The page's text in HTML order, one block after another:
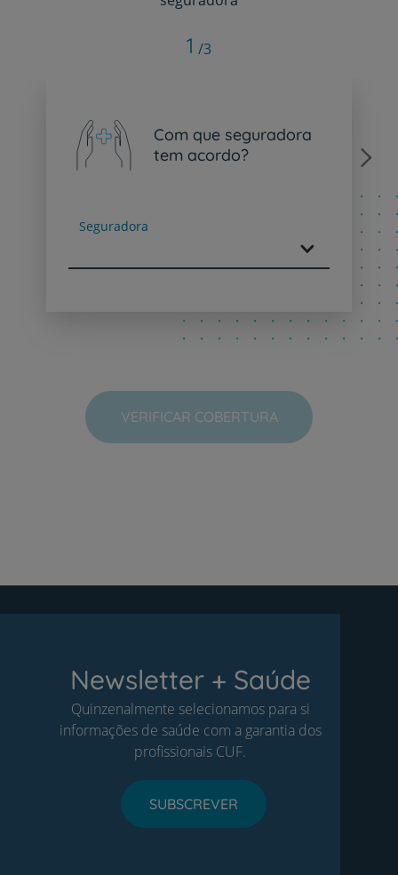
Com que seguradora
tem acordo?
Seguradora
Next
1 /3
VERIFICAR COBERTURA
Newsletter + Saúde
Quinzenalmente selecionamos para si
informações de saúde com a garantia dos
profissionais CUF.
SUBSCREVER